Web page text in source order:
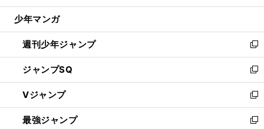
ウ
開
く
少年マンガ
週刊少年ジャンプ
新
し
い
ウ
ィ
ン
ド
ジャンプSQ
新
し
い
ウ
ィ
Vジャンプ
新
し
い
最強ジャンプ
新